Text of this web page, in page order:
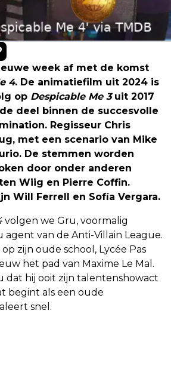
week af met de komst
4. De animatiefilm uit 2024 is
op Despicable Me 3uit 2017
deel binnen de succesvolle
Regisseur Chris
met een scenario van Mike
De stemmen worden
door onder anderen
Wiig en Pierre Coffin.
Will Ferrell en Sofía Vergara.
volgen we Gru, voormalig
van de Anti-Villain League.
zijn oude school, Lycée Pas
het pad van Maxime Le Mal.
dat hij ooit zijn talentenshowact
begint als een oude
snel.